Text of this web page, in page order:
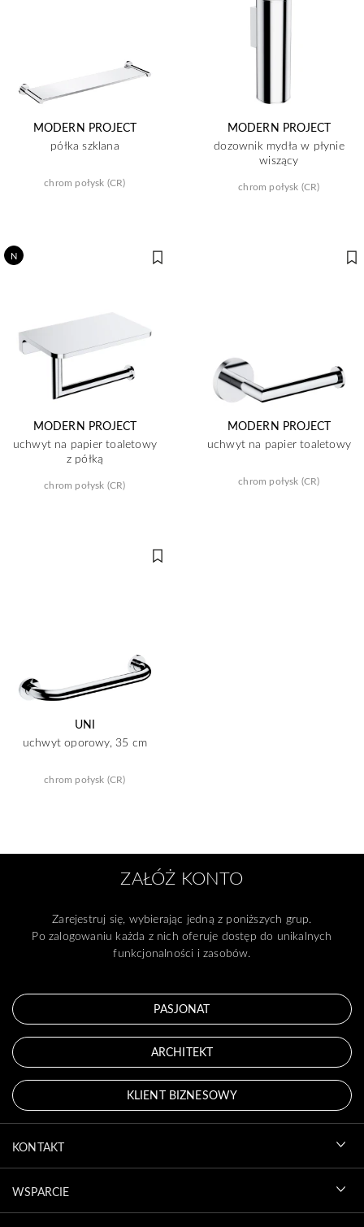
MODERN PROJECT
półka szklana
chrom połysk (CR)
MODERN PROJECT
dozownik mydła w płynie
wiszący
chrom połysk (CR)
N
MODERN PROJECT
uchwyt na papier toaletowy
z półką
chrom połysk (CR)
MODERN PROJECT
uchwyt na papier toaletowy
chrom połysk (CR)
UNI
uchwyt oporowy, 35 cm
chrom połysk (CR)
ZAŁÓŻ KONTO
Zarejestruj się, wybierając jedną z poniższych grup.
Po zalogowaniu każda z nich oferuje dostęp do unikalnych
funkcjonalności i zasobów.
PASJONAT
ARCHITEKT
KLIENT BIZNESOWY
KONTAKT
WSPARCIE